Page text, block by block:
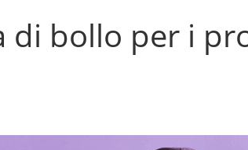
di bollo per i